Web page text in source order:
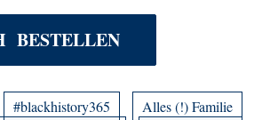
BESTELLEN
#blackhistory365
Alles (!) Familie